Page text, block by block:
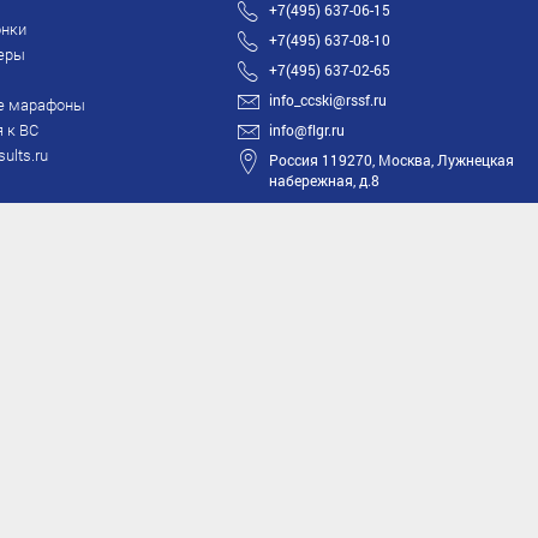
марафоны
к ВС
+7(495) 637-06-15
+7(495) 637-08-10
+7(495) 637-02-65
info_ccski@rssf.ru
info@flgr.ru
Россия 119270, Москва, Лужнецкая
набережная, д.8